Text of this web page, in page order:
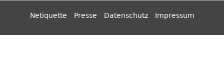
Netiquette Presse Datenschutz Impressum